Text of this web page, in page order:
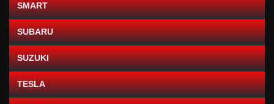
SMART
SUBARU
SUZUKI
TESLA